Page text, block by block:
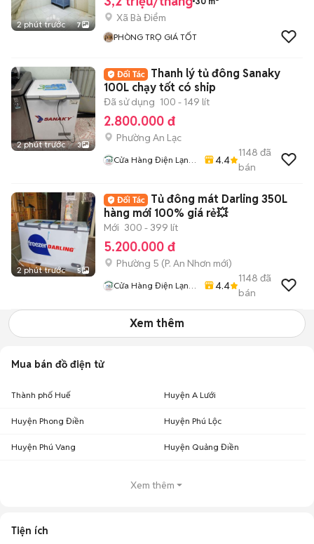
2 phút trước 7
Xã Bà Điểm
PHÒNG TRỌ GIÁ TỐT
2 phút trước 3
Thanh lý tủ đông Sanaky
100L chạy tốt có ship
Đã sử dụng 100 - 149 lít
2.800.000 đ
Phường An Lạc
Cửa Hàng Điện Lạnh
4.4
1148 đã
bán
2 phút trước 5
Tủ đông mát Darling 350L
hàng mới 100% giá rẻ💥
Mới 300 - 399 lít
5.200.000 đ
Phường 5 (P. An Nhơn mới)
Cửa Hàng Điện Lạnh
4.4
1148 đã
bán
Xem thêm
Mua bán đồ điện tử
Thành phố Huế Huyện A Lưới
Huyện Phong Điền Huyện Phú Lộc
Huyện Phú Vang Huyện Quảng Điền
Xem thêm
Tiện ích